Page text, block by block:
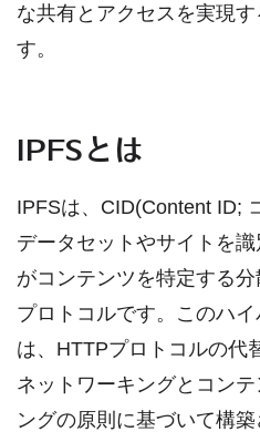
な共有とアクセスを実現
す。
IPFSとは
IPFSは、CID(Content ID;
データセットやサイトを
がコンテンツを特定する
プロトコルです。このハ
は、HTTPプロトコルの代
ネットワーキングとコン
ングの原則に基づいて構